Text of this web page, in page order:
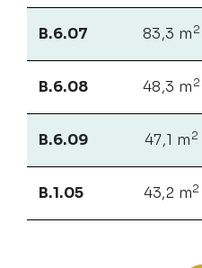
B.6.07 83,3 m 2
B.6.08 48,3 m 2
B.6.09 47,1 m 2
B.1.05 43,2 m2